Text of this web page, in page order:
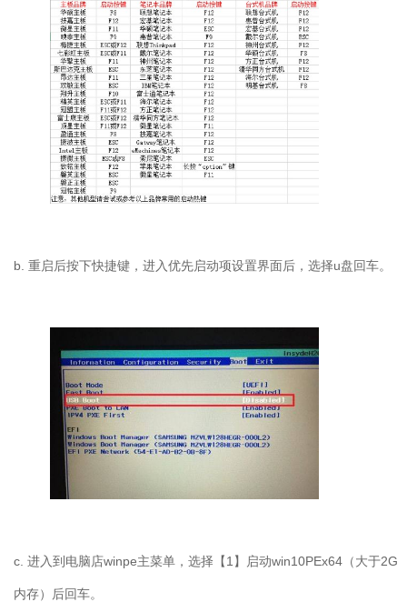
b. 重启后按下快捷键，进入优先启动项设置界面后，选择u盘回车。
c. 进入到电脑店winpe主菜单，选择【1 】启动win10PEx64 （大于2G
内存）后回车。